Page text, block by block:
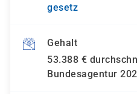
gesetz
Gehalt
53.388 €
Bundesagentur